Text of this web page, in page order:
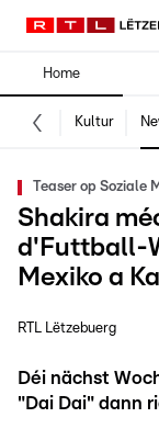
Home
Kultur
Teaser op Soziale
Shakira
d'Futtball-
Mexiko a
RTL Lëtzebuerg
Déi nächst
"Dai Dai" dann